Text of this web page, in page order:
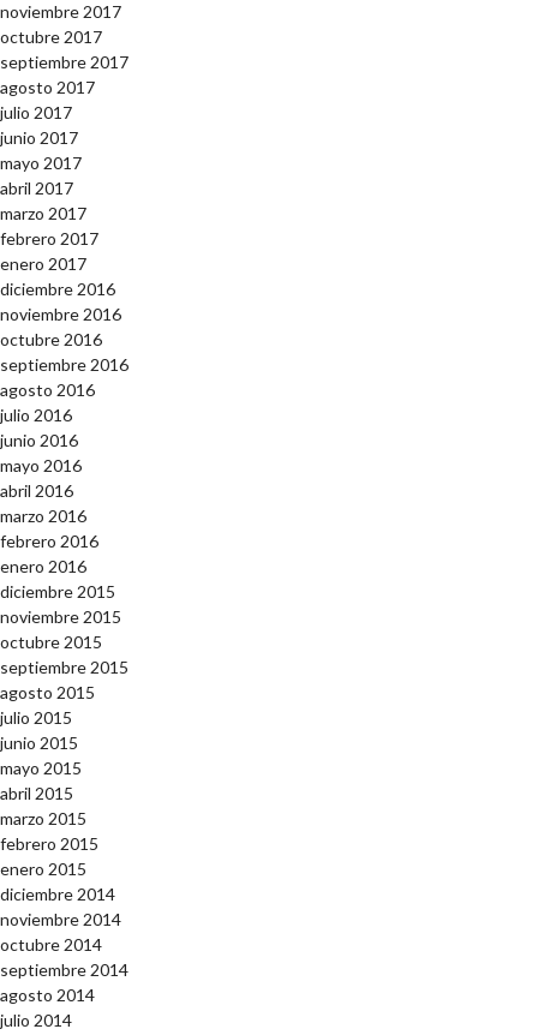
noviembre 2017
octubre 2017
septiembre 2017
agosto 2017
julio 2017
junio 2017
mayo 2017
abril 2017
marzo 2017
febrero 2017
enero 2017
diciembre 2016
noviembre 2016
octubre 2016
septiembre 2016
agosto 2016
julio 2016
junio 2016
mayo 2016
abril 2016
marzo 2016
febrero 2016
enero 2016
diciembre 2015
noviembre 2015
octubre 2015
septiembre 2015
agosto 2015
julio 2015
junio 2015
mayo 2015
abril 2015
marzo 2015
febrero 2015
enero 2015
diciembre 2014
noviembre 2014
octubre 2014
septiembre 2014
agosto 2014
julio 2014